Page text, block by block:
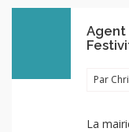
Agent
Par
La